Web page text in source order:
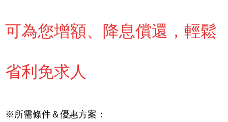
可為您增額、降息償還，輕鬆
省利免求人
※所需條件＆優惠方案：